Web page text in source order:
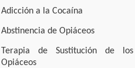
Adicción a la Cocaína
Abstinencia de Opiáceos
Terapia de Sustitución de los
Opiáceos